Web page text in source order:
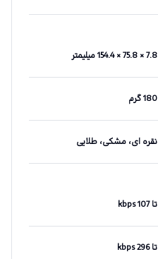
7.8 × 75.8 × 154.4 میلیمتر
180 گرم
نقره ای، مشکی، طلایی
تا 107 kbps
تا 296 kbps